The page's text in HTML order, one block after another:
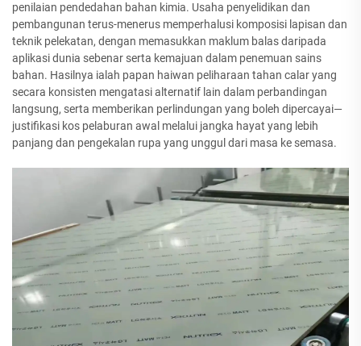
penilaian pendedahan bahan kimia. Usaha penyelidikan dan
pembangunan terus-menerus memperhalusi komposisi lapisan dan
teknik pelekatan, dengan memasukkan maklum balas daripada
aplikasi dunia sebenar serta kemajuan dalam penemuan sains
bahan. Hasilnya ialah papan haiwan peliharaan tahan calar yang
secara konsisten mengatasi alternatif lain dalam perbandingan
langsung, serta memberikan perlindungan yang boleh dipercayai—
justifikasi kos pelaburan awal melalui jangka hayat yang lebih
panjang dan pengekalan rupa yang unggul dari masa ke semasa.